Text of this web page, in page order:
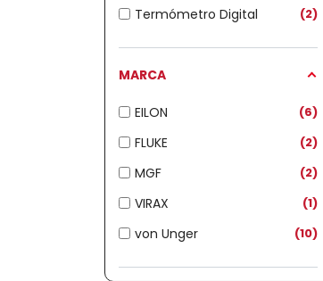
Termómetro Digital 2
MARCA
EILON 6
FLUKE 2
MGF 2
VIRAX 1
von Unger 10